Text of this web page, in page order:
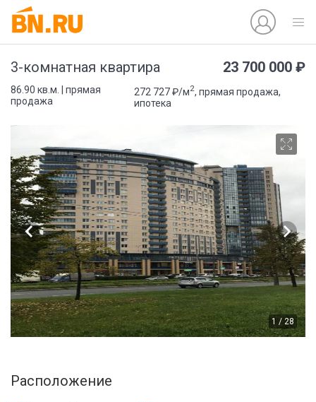
3-комнатная квартира 23 700 000 ₽
86.90 кв.м. | прямая
продажа
272 727 ₽/м2, прямая продажа,
ипотека
1 / 28
Расположение